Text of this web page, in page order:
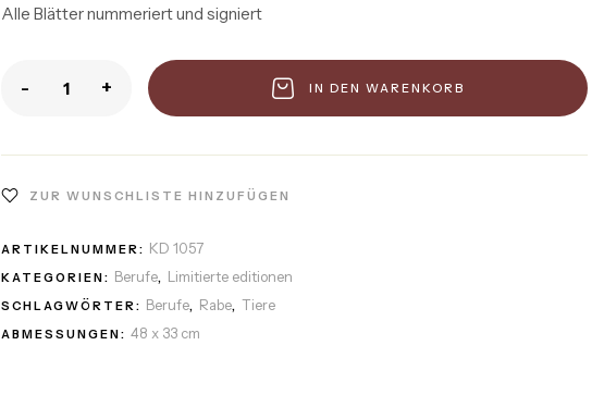
Alle Blätter nummeriert und signiert
- + IN DEN WARENKORB
ZUR WUNSCHLISTE HINZUFÜGEN
ARTIKELNUMMER: KD 1057
KATEGORIEN: Berufe, Limitierte editionen
SCHLAGWÖRTER: Berufe, Rabe, Tiere
ABMESSUNGEN: 48 x 33 cm